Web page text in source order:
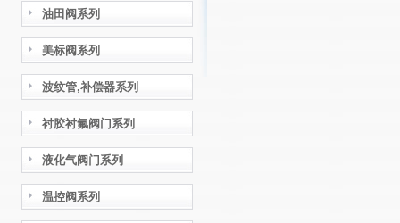
油田阀系列
美标阀系列
波纹管,补偿器系列
衬胶衬氟阀门系列
液化气阀门系列
温控阀系列